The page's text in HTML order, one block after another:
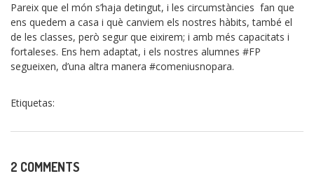
Pareix que el món s’haja detingut, i les circumstàncies fan que
ens quedem a casa i què canviem els nostres hàbits, també el
de les classes, però segur que eixirem; i amb més capacitats i
fortaleses. Ens hem adaptat, i els nostres alumnes #FP
segueixen, d’una altra manera #comeniusnopara.
Etiquetas:
2 COMMENTS